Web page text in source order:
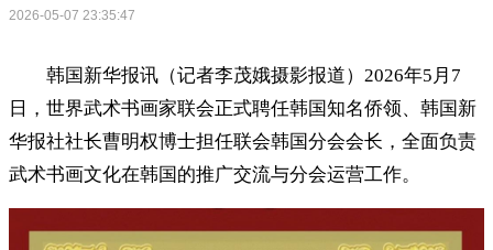
2026-05-07 23:35:47
韩国新华报讯（记者李茂娥摄影报道）2026年5月7
日，世界武术书画家联会正式聘任韩国知名侨领、韩国新
华报社社长曹明权博士担任联会韩国分会会长，全面负责
武术书画文化在韩国的推广交流与分会运营工作。